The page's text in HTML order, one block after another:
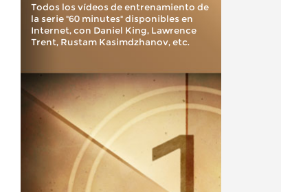
Todos los vídeos de entrenamiento de
la serie "60 minutes" disponibles en
Internet, con Daniel King, Lawrence
Trent, Rustam Kasimdzhanov, etc.